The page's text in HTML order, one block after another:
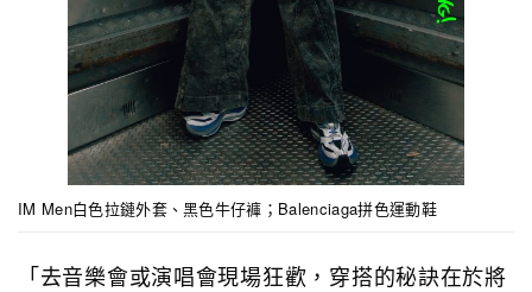
IM Men白色拉鏈外套、黑色牛仔褲；Balenciaga拼色運動鞋
「去音樂會或演唱會現場狂歡，穿搭的秘訣在於將